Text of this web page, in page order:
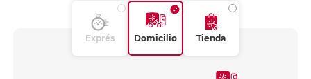
Exprés Domicilio Tienda